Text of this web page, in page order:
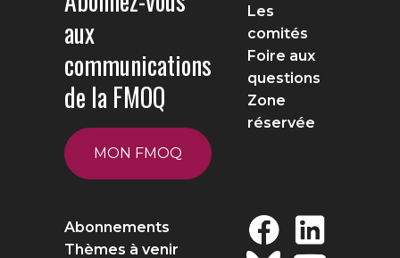
aux
communications
de la FMOQ
MON FMOQ
Les
comités
Foire aux
questions
Zone
réservée
Abonnements
Thèmes à venir